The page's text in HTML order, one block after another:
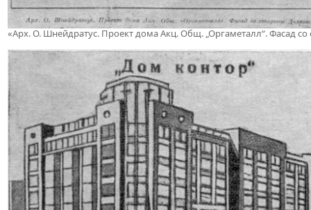
«Арх. О. Шнейдратус. Проект дома Акц. Общ. „Оргаметалл“. Фасад со